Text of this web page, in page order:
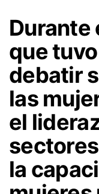
Durante
que
debatir
las
el
la